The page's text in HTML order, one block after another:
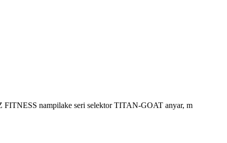
nampilake seri selektor TITAN-GOAT anyar, m